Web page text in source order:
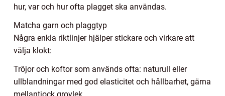
hur, var och hur ofta plagget ska användas.
Matcha garn och plaggtyp
Några enkla riktlinjer hjälper stickare och virkare att
välja klokt:
Tröjor och koftor som används ofta: naturull eller
ullblandningar med god elasticitet och hållbarhet, gärna